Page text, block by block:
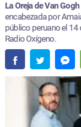
La Oreja de Van Gogh
encabezada por
público peruano el
Radio Oxígeno.